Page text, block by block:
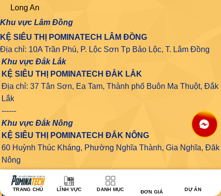
Long An
Khu vực Lâm Đồng
KỆ SIÊU THỊ POMINATECH LÂM ĐỒNG
Địa chỉ: 10A Trần Phú, P. Lộc Sơn Tp Bảo Lộc, T. Lâm Đồng
Khu vực Đắk Lắk
KỆ SIÊU THỊ POMINATECH ĐẮK LẮK
Địa chỉ: 37 Tân Sơn, Ea Tam, Thành phố Buôn Ma Thuột, Đắk
Lắk
------
Khu vực Đắk Nông
KỆ SIÊU THỊ POMINATECH ĐẮK NÔNG
60 Huỳnh Thúc Kháng, Phường Nghĩa Thành, Gia Nghĩa, Đăk
Nông
------
Khu vực Gia Lai
TRANG CHỦ LĨNH VỰC DANH MỤC ĐƠN GIÁ DỰ ÁN